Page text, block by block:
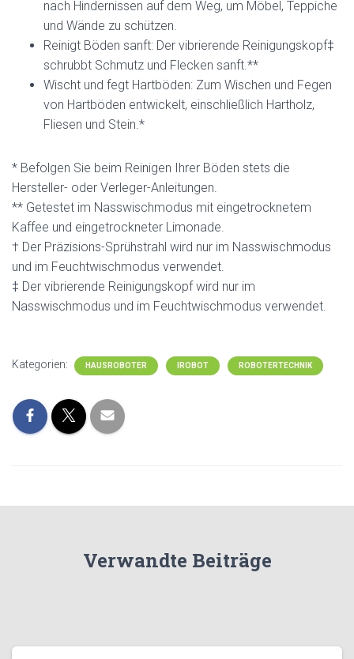
nach Hindernissen auf dem Weg, um Möbel, Teppiche
und Wände zu schützen.
Reinigt Böden sanft: Der vibrierende Reinigungskopf‡
schrubbt Schmutz und Flecken sanft.**
Wischt und fegt Hartböden: Zum Wischen und Fegen
von Hartböden entwickelt, einschließlich Hartholz,
Fliesen und Stein.*
* Befolgen Sie beim Reinigen Ihrer Böden stets die
Hersteller- oder Verleger-Anleitungen.
** Getestet im Nasswischmodus mit eingetrocknetem
Kaffee und eingetrockneter Limonade.
† Der Präzisions-Sprühstrahl wird nur im Nasswischmodus
und im Feuchtwischmodus verwendet.
‡ Der vibrierende Reinigungskopf wird nur im
Nasswischmodus und im Feuchtwischmodus verwendet.
Kategorien: HAUSROBOTER IROBOT ROBOTERTECHNIK
Verwandte Beiträge